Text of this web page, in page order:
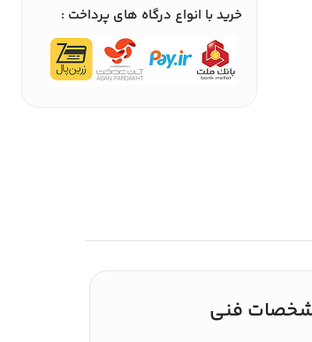
خرید با انواع درگاه های پرداخت :
فنی